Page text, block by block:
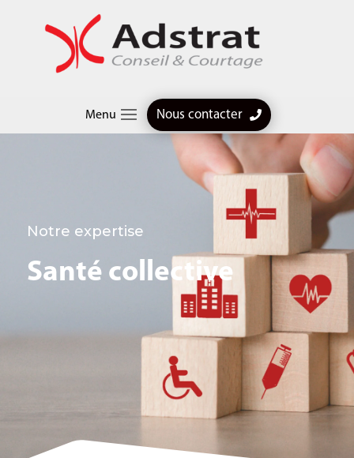
Menu Nous contacter
Notre expertise
Santé collective